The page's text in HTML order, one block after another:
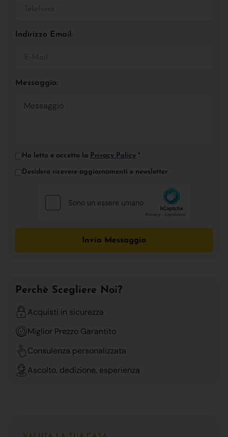
Indirizzo Email:
Messaggio:
Ho letto e accetto la Privacy Policy *
Desidero ricevere aggiornamenti e newsletter
Invia Messaggio
Perchè Scegliere Noi?
Acquisti in sicurezza
Miglior Prezzo Garantito
Consulenza personalizzata
Ascolto, dedizione, esperienza